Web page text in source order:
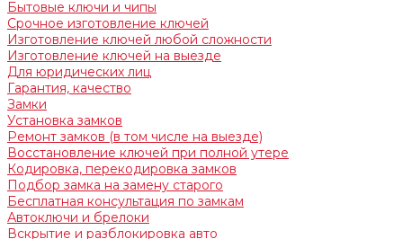
Бытовые ключи и чипы
Срочное изготовление ключей
Изготовление ключей любой сложности
Изготовление ключей на выезде
Для юридических лиц
Гарантия, качество
Замки
Установка замков
Ремонт замков (в том числе на выезде)
Восстановление ключей при полной утере
Кодировка, перекодировка замков
Подбор замка на замену старого
Бесплатная консультация по замкам
Автоключи и брелоки
Вскрытие и разблокировка авто